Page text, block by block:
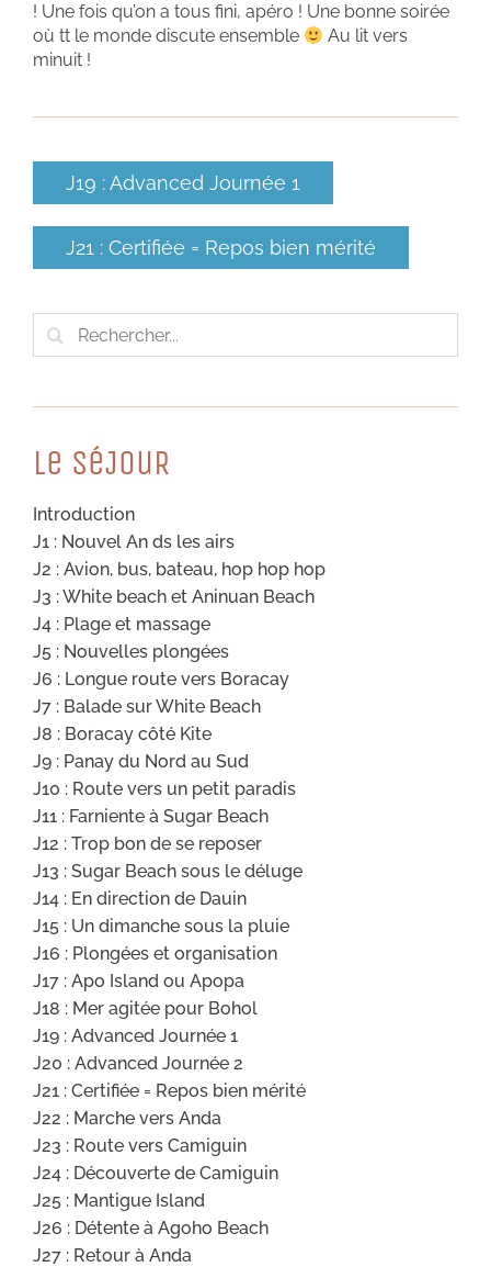
! Une fois qu’on a tous fini, apéro ! Une bonne soirée
où tt le monde discute ensemble
Au lit vers
minuit !
J19 : Advanced Journée 1
J21 : Certifiée = Repos bien mérité
Rechercher:
Le SéJouR
Introduction
J1 : Nouvel An ds les airs
J2 : Avion, bus, bateau, hop hop hop
J3 : White beach et Aninuan Beach
J4 : Plage et massage
J5 : Nouvelles plongées
J6 : Longue route vers Boracay
J7 : Balade sur White Beach
J8 : Boracay côté Kite
J9 : Panay du Nord au Sud
J10 : Route vers un petit paradis
J11 : Farniente à Sugar Beach
J12 : Trop bon de se reposer
J13 : Sugar Beach sous le déluge
J14 : En direction de Dauin
J15 : Un dimanche sous la pluie
J16 : Plongées et organisation
J17 : Apo Island ou Apopa
J18 : Mer agitée pour Bohol
J19 : Advanced Journée 1
J20 : Advanced Journée 2
J21 : Certifiée = Repos bien mérité
J22 : Marche vers Anda
J23 : Route vers Camiguin
J24 : Découverte de Camiguin
J25 : Mantigue Island
J26 : Détente à Agoho Beach
J27 : Retour à Anda